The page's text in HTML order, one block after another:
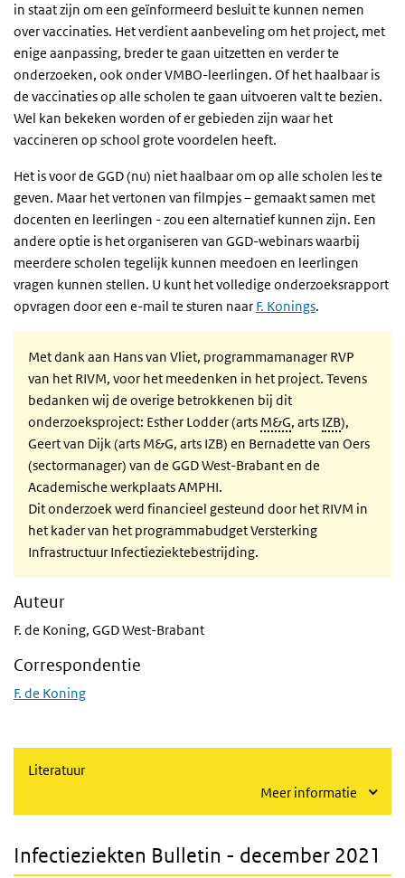
in staat zijn om een geïnformeerd besluit te kunnen nemen
over vaccinaties. Het verdient aanbeveling om het project, met
enige aanpassing, breder te gaan uitzetten en verder te
onderzoeken, ook onder VMBO-leerlingen. Of het haalbaar is
de vaccinaties op alle scholen te gaan uitvoeren valt te bezien.
Wel kan bekeken worden of er gebieden zijn waar het
vaccineren op school grote voordelen heeft.
Het is voor de GGD (nu) niet haalbaar om op alle scholen les te
geven. Maar het vertonen van filmpjes – gemaakt samen met
docenten en leerlingen - zou een alternatief kunnen zijn. Een
andere optie is het organiseren van GGD-webinars waarbij
meerdere scholen tegelijk kunnen meedoen en leerlingen
vragen kunnen stellen. U kunt het volledige onderzoeksrapport
opvragen door een e-mail te sturen naar F. Konings.
Met dank aan Hans van Vliet, programmamanager RVP
van het RIVM, voor het meedenken in het project. Tevens
bedanken wij de overige betrokkenen bij dit
onderzoeksproject: Esther Lodder (arts M&G, arts IZB),
Geert van Dijk (arts M&G, arts IZB) en Bernadette van Oers
(sectormanager) van de GGD West-Brabant en de
Academische werkplaats AMPHI.
Dit onderzoek werd financieel gesteund door het RIVM in
het kader van het programmabudget Versterking
Infrastructuur Infectieziektebestrijding.
Auteur
F. de Koning, GGD West-Brabant
Correspondentie
F. de Koning
Literatuur
Meer informatie
Infectieziekten Bulletin - december 2021